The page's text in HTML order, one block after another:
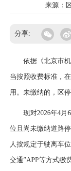
来源：
分享:
依据《北京市机
当按照收费标准，
用。未缴纳的，区
现对2026年4月6
位且尚未缴纳道路
人按规定于驶离车
交通”APP等方式缴费